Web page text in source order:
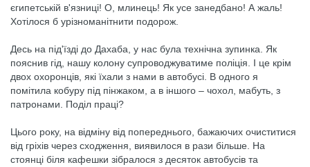
єгипетській в'язниці! О, млинець! Як усе занедбано! А жаль!
Хотілося б урізноманітнити подорож.
Десь на під'їзді до Дахаба, у нас була технічна зупинка. Як
пояснив гід, нашу колону супроводжуватиме поліція. І це крім
двох охоронців, які їхали з нами в автобусі. В одного я
помітила кобуру під пінжаком, а в іншого – чохол, мабуть, з
патронами. Поділ праці?
Цього року, на відміну від попереднього, бажаючих очиститися
від гріхів через сходження, виявилося в рази більше. На
стоянці біля кафешки зібралося з десяток автобусів та